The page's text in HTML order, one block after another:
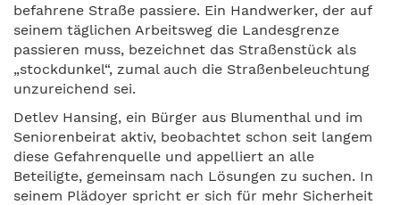
befahrene Straße passiere. Ein Handwerker, der auf
seinem täglichen Arbeitsweg die Landesgrenze
passieren muss, bezeichnet das Straßenstück als
„stockdunkel“, zumal auch die Straßenbeleuchtung
unzureichend sei.
Detlev Hansing, ein Bürger aus Blumenthal und im
Seniorenbeirat aktiv, beobachtet schon seit langem
diese Gefahrenquelle und appelliert an alle
Beteiligte, gemeinsam nach Lösungen zu suchen. In
seinem Plädoyer spricht er sich für mehr Sicherheit